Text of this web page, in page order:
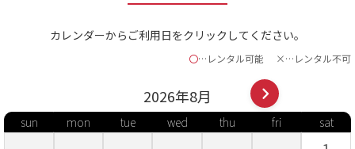
カレンダーからご利用日をクリックしてください。
〇…レンタル可能 ×…レンタル不可
2026年8月
sun mon tue wed thu fri sat